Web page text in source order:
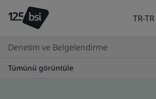
TR-TR
Denetim ve Belgelendirme
Tümünü görüntüle